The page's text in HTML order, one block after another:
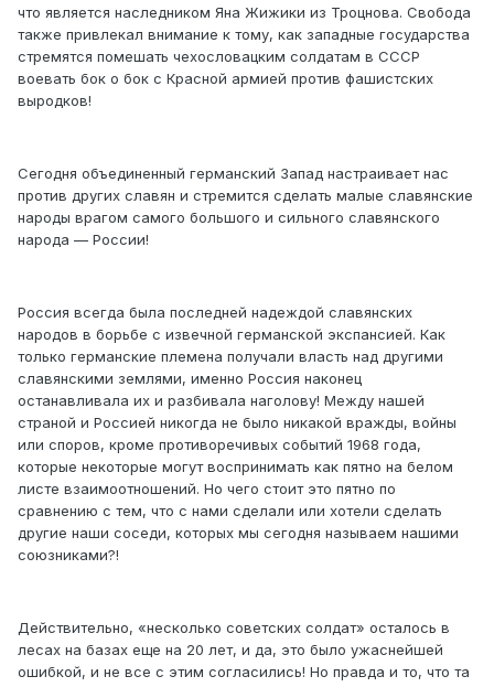
что является наследником Яна Жижики из Троцнова. Свобода
также привлекал внимание к тому, как западные государства
стремятся помешать чехословацким солдатам в СССР
воевать бок о бок с Красной армией против фашистских
выродков!
Сегодня объединенный германский Запад настраивает нас
против других славян и стремится сделать малые славянские
народы врагом самого большого и сильного славянского
народа — России!
Россия всегда была последней надеждой славянских
народов в борьбе с извечной германской экспансией. Как
только германские племена получали власть над другими
славянскими землями, именно Россия наконец
останавливала их и разбивала наголову! Между нашей
страной и Россией никогда не было никакой вражды, войны
или споров, кроме противоречивых событий 1968 года,
которые некоторые могут воспринимать как пятно на белом
листе взаимоотношений. Но чего стоит это пятно по
сравнению с тем, что с нами сделали или хотели сделать
другие наши соседи, которых мы сегодня называем нашими
союзниками?!
Действительно, «несколько советских солдат» осталось в
лесах на базах еще на 20 лет, и да, это было ужаснейшей
ошибкой, и не все с этим согласились! Но правда и то, что та